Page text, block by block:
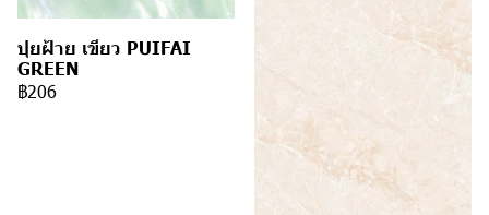
ปุยฝ้าย เขียว PUIFAI
GREEN
฿206